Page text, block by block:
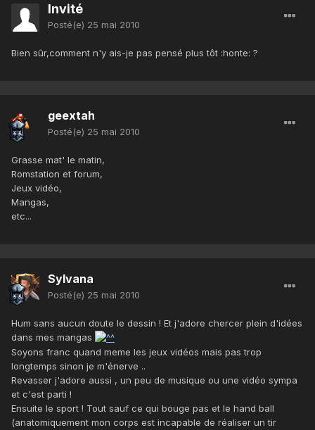
Invité
Posté(e) 25 mai 2010
Bien sûr,comment n'y ais-je pas pensé plus tôt :honte: ?
geextah
Posté(e) 25 mai 2010
Grasse mat' le matin,
Romstation et forum,
Jeux vidéo,
Mangas,
etc...
Sylvana
Posté(e) 25 mai 2010
Hum sans aucun doute le dessin ! Et j'adore chercer plein d'idées
dans mes mangas
Soyons franc quand meme les jeux vidéos mais pas trop
longtemps sinon je m'énerve ..
Revasser j'adore aussi , un peu de musique ou une vidéo sympa
et c'est parti !
Ensuite le sport ! Tout sauf ce qui bouge pas et le hand ball
(anatomiquement mon corps est incapable de réaliser un tir